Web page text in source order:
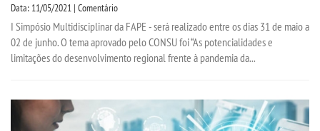
Data: 11/05/2021 | Comentário
I Simpósio Multidisciplinar da FAPE - será realizado entre os dias 31 de maio a
02 de junho. O tema aprovado pelo CONSU foi “As potencialidades e
limitações do desenvolvimento regional frente à pandemia da...